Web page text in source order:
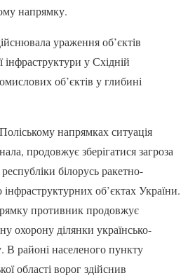
напрямку.
ураження об’єктів
інфраструктури у Східній
об’єктів у глибині
напрямках ситуація
продовжує зберігатися загроза
білорусь ракетно-
інфраструктурних об’єктах України.
противник продовжує
охорону ділянки українсько-
В районі населеного пункту
області ворог здійснив